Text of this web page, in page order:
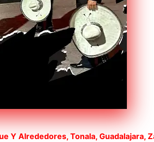
Y Alrededores, Tonala, Guadalajara,